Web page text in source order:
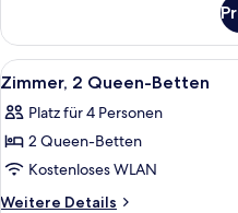
anzeigen
1 King-
Bett
und
Alle
Fotos
für
Zimmer,
2 Queen-
Betten
4
Zimmer, 2 Queen-Betten
Platz für 4 Personen
2 Queen-Betten
Kostenloses WLAN
Weitere Details
Weitere